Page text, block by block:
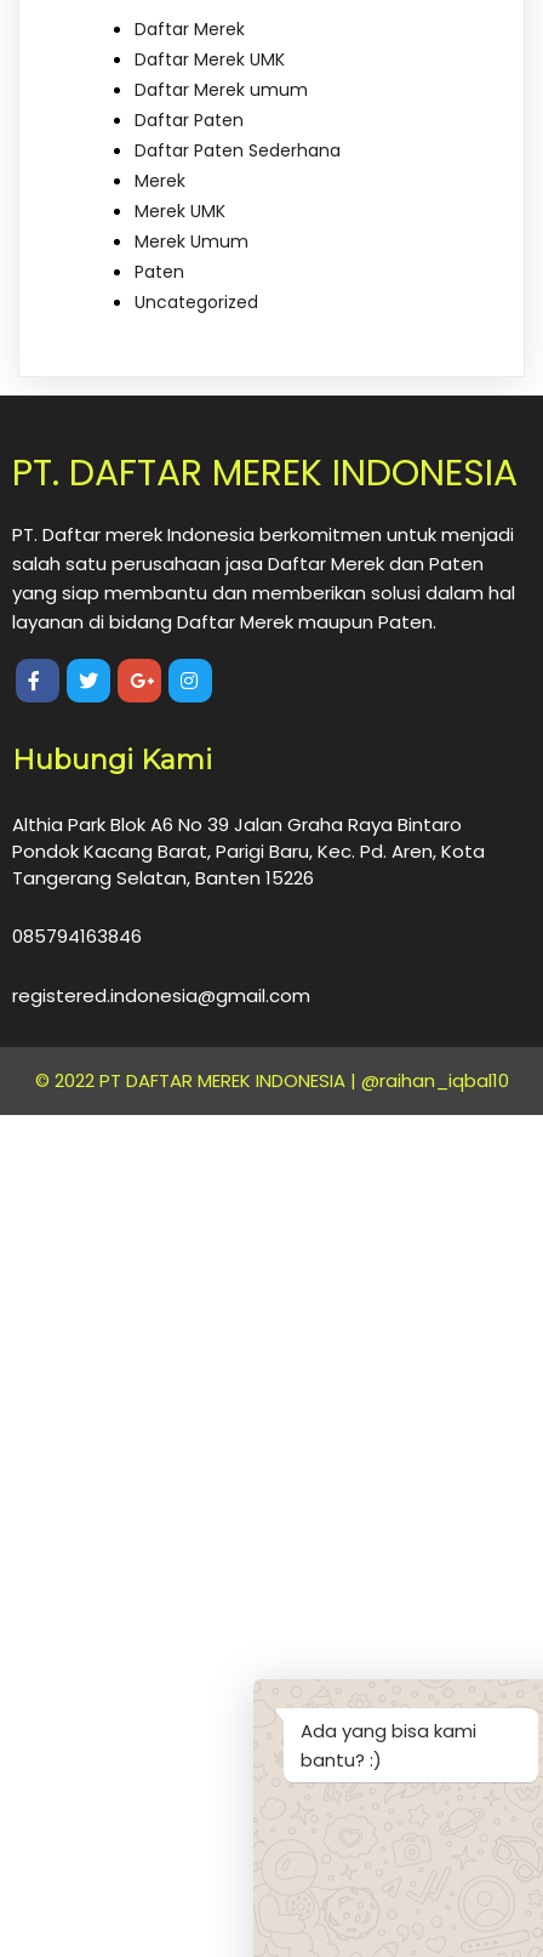
Daftar Merek
Daftar Merek UMK
Daftar Merek umum
Daftar Paten
Daftar Paten Sederhana
Merek
Merek UMK
Merek Umum
Paten
Uncategorized
PT. DAFTAR MEREK INDONESIA
PT. Daftar merek Indonesia berkomitmen untuk menjadi
salah satu perusahaan jasa Daftar Merek dan Paten
yang siap membantu dan memberikan solusi dalam hal
layanan di bidang Daftar Merek maupun Paten.
Hubungi Kami
Althia Park Blok A6 No 39 Jalan Graha Raya Bintaro
Pondok Kacang Barat, Parigi Baru, Kec. Pd. Aren, Kota
Tangerang Selatan, Banten 15226
085794163846
registered.indonesia@gmail.com
© 2022 PT DAFTAR MEREK INDONESIA | @raihan_iqbal10
Ada yang bisa kami
bantu? :)